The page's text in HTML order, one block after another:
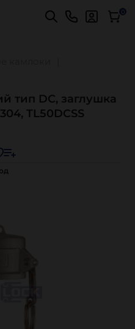
Подробнее 0
тип DC, заглушка
TL50DCSS